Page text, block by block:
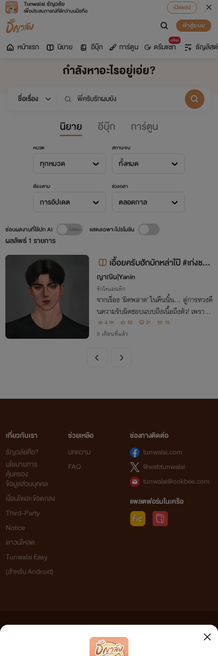
Tunwalai ธัญวลัย
เพื่อประสบการณ์ที่ดีกว่าบนมือถือ
เปิดแอป
เข้าสู่ระบบ
หน้าแรก นิยาย อีบุ๊ก การ์ตูน
มาใหม่
ดรีมแชท ธัญลิสต์
กำลังหาอะไรอยู่เอ่ย?
นิยาย อีบุ๊ก การ์ตูน
หมวด
ทุกหมวด
สถานะจบ
ทั้งหมด
เรียงตาม
การอัปเดต
ช่วงเวลา
ตลอดกาล
ผลลัพธ์1 รายการ
ซ่อนผลงานที่ใช้ปก AI แสดงเฉพาะโปรโมชัน
เอื้อยครับฮักบักหล่าไป๊ #เก่งชอบ
กินขนม
ญาณิน|Yanin
รักโรแมนติก
จากเรื่อง ‘ผิดพลาด’ ในคืนนั้น... สู่การทวงคื
นความรับผิดชอบแบบถึงเนื้อถึงตัว! เพราะเข
าคือ... ‘เสือร้ายจอมเจ้าเล่ห์’ ที่พร้อมจะ ‘ขย้ำ
เหยื่อ’
4.1K 52 21 10
9 เดือนที่แล้ว
เกี่ยวกับเรา
ธัญวลัยคือ?
นโยบายการ
คุ้มครอง
ข้อมูลส่วนบุคคล
เงื่อนไขและข้อตกลง
Third-Party
Notice
ดาวน์โหลด
Tunwalai Easy
(สำหรับ Android)
ช่วยเหลือ
บทความ
FAQ
ช่องทางติดต่อ
tunwalai.com
@webtunwalai
tunwalai@ookbee.com
แพลตฟอร์มในเครือ
เว็บไซต์แห่งนี้ไม่ได้เห็นด้วยและไม่ขอรับผิดชอบต่อข้อความใดๆ ทั้งสิ้น ดังนั้นผู้อ่านทุกท่านโปรดใช้
วิจารณญาณในการกลั่นกรองด้วยตนเอง และหากท่านพบข้อความใดๆ ที่ขัดต่อกฎหมายและศีลธรรม